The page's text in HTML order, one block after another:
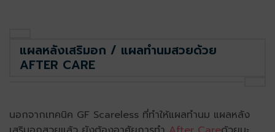
แผลหลังเสริมอก / แผลทำนมสวยด้วย
AFTER CARE
นอกจากเทคนิค GF Scareless ที่ทำให้แผลทำนม แผลหลัง